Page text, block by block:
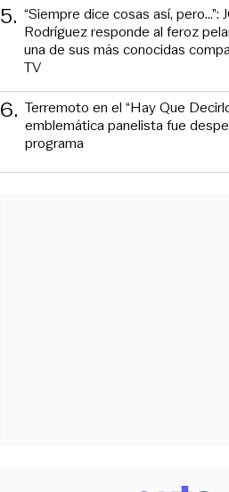
5. “Siempre dice cosas así, pero...”:
Rodríguez responde al feroz
una de sus más conocidas
TV
6. Terremoto en el “Hay Que
emblemática panelista fue
programa